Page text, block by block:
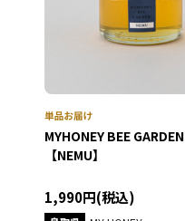
MYHONEY BEE GARDEN
【NEMU】
1,990円(税込)